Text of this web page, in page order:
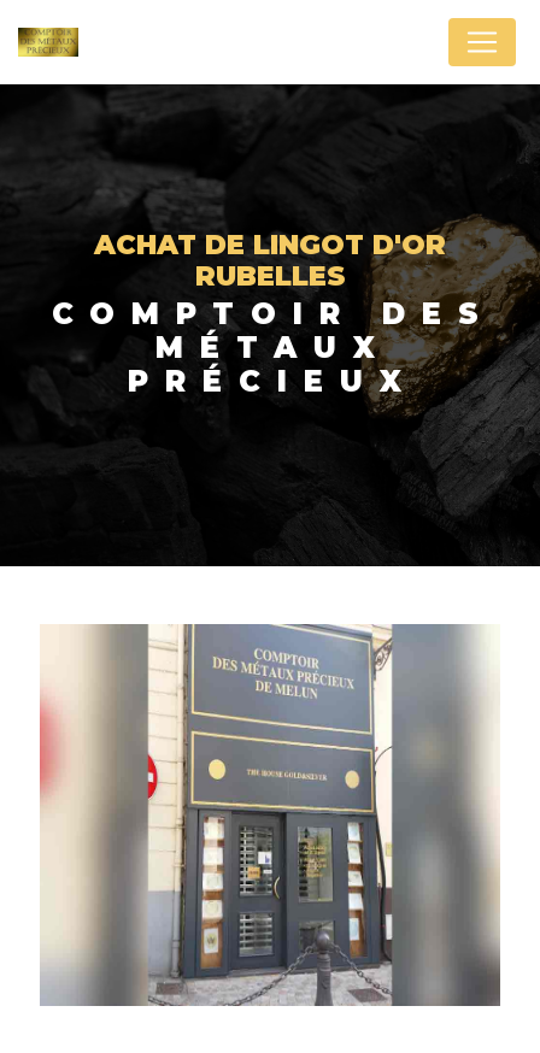
ACHAT DE LINGOT D'OR
RUBELLES
COMPTOIR DES
MÉTAUX
PRÉCIEUX